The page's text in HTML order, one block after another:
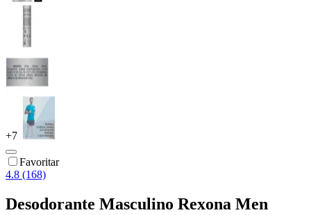
+7
Favoritar
4.8 (168)
Desodorante Masculino Rexona Men